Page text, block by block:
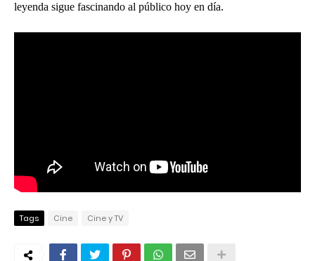
leyenda sigue fascinando al público hoy en día.
Tags Cine Cine y TV